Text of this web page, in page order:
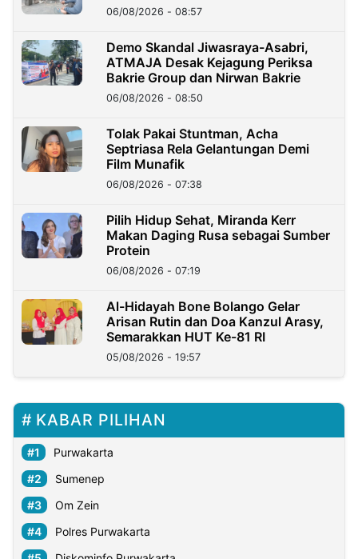
06/08/2026 - 08:57
Demo Skandal Jiwasraya-Asabri,
ATMAJA Desak Kejagung Periksa
Bakrie Group dan Nirwan Bakrie
06/08/2026 - 08:50
Tolak Pakai Stuntman, Acha
Septriasa Rela Gelantungan Demi
Film Munafik
06/08/2026 - 07:38
Pilih Hidup Sehat, Miranda Kerr
Makan Daging Rusa sebagai Sumber
Protein
06/08/2026 - 07:19
Al-Hidayah Bone Bolango Gelar
Arisan Rutin dan Doa Kanzul Arasy,
Semarakkan HUT Ke-81 RI
05/08/2026 - 19:57
KABAR PILIHAN
Purwakarta
Sumenep
Om Zein
Polres Purwakarta